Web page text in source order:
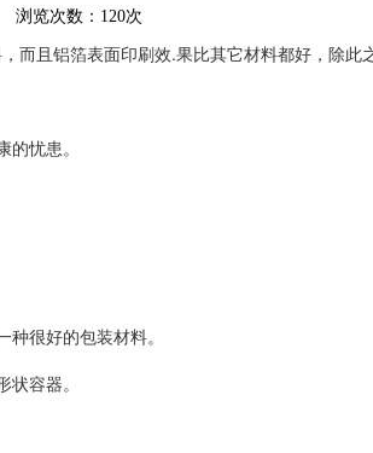
浏览次数：120次
且铝箔表面印刷效.果比其它材料都好，除此
忧患。
很好的包装材料。
容器。